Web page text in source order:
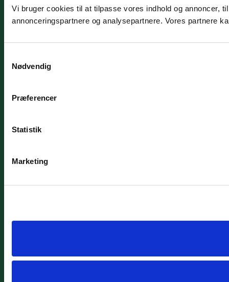
Vi bruger cookies til at tilpasse vores indhold og annoncer,
annonceringspartnere og analysepartnere. Vores partnere
Nødvendig
Præferencer
Statistik
Marketing